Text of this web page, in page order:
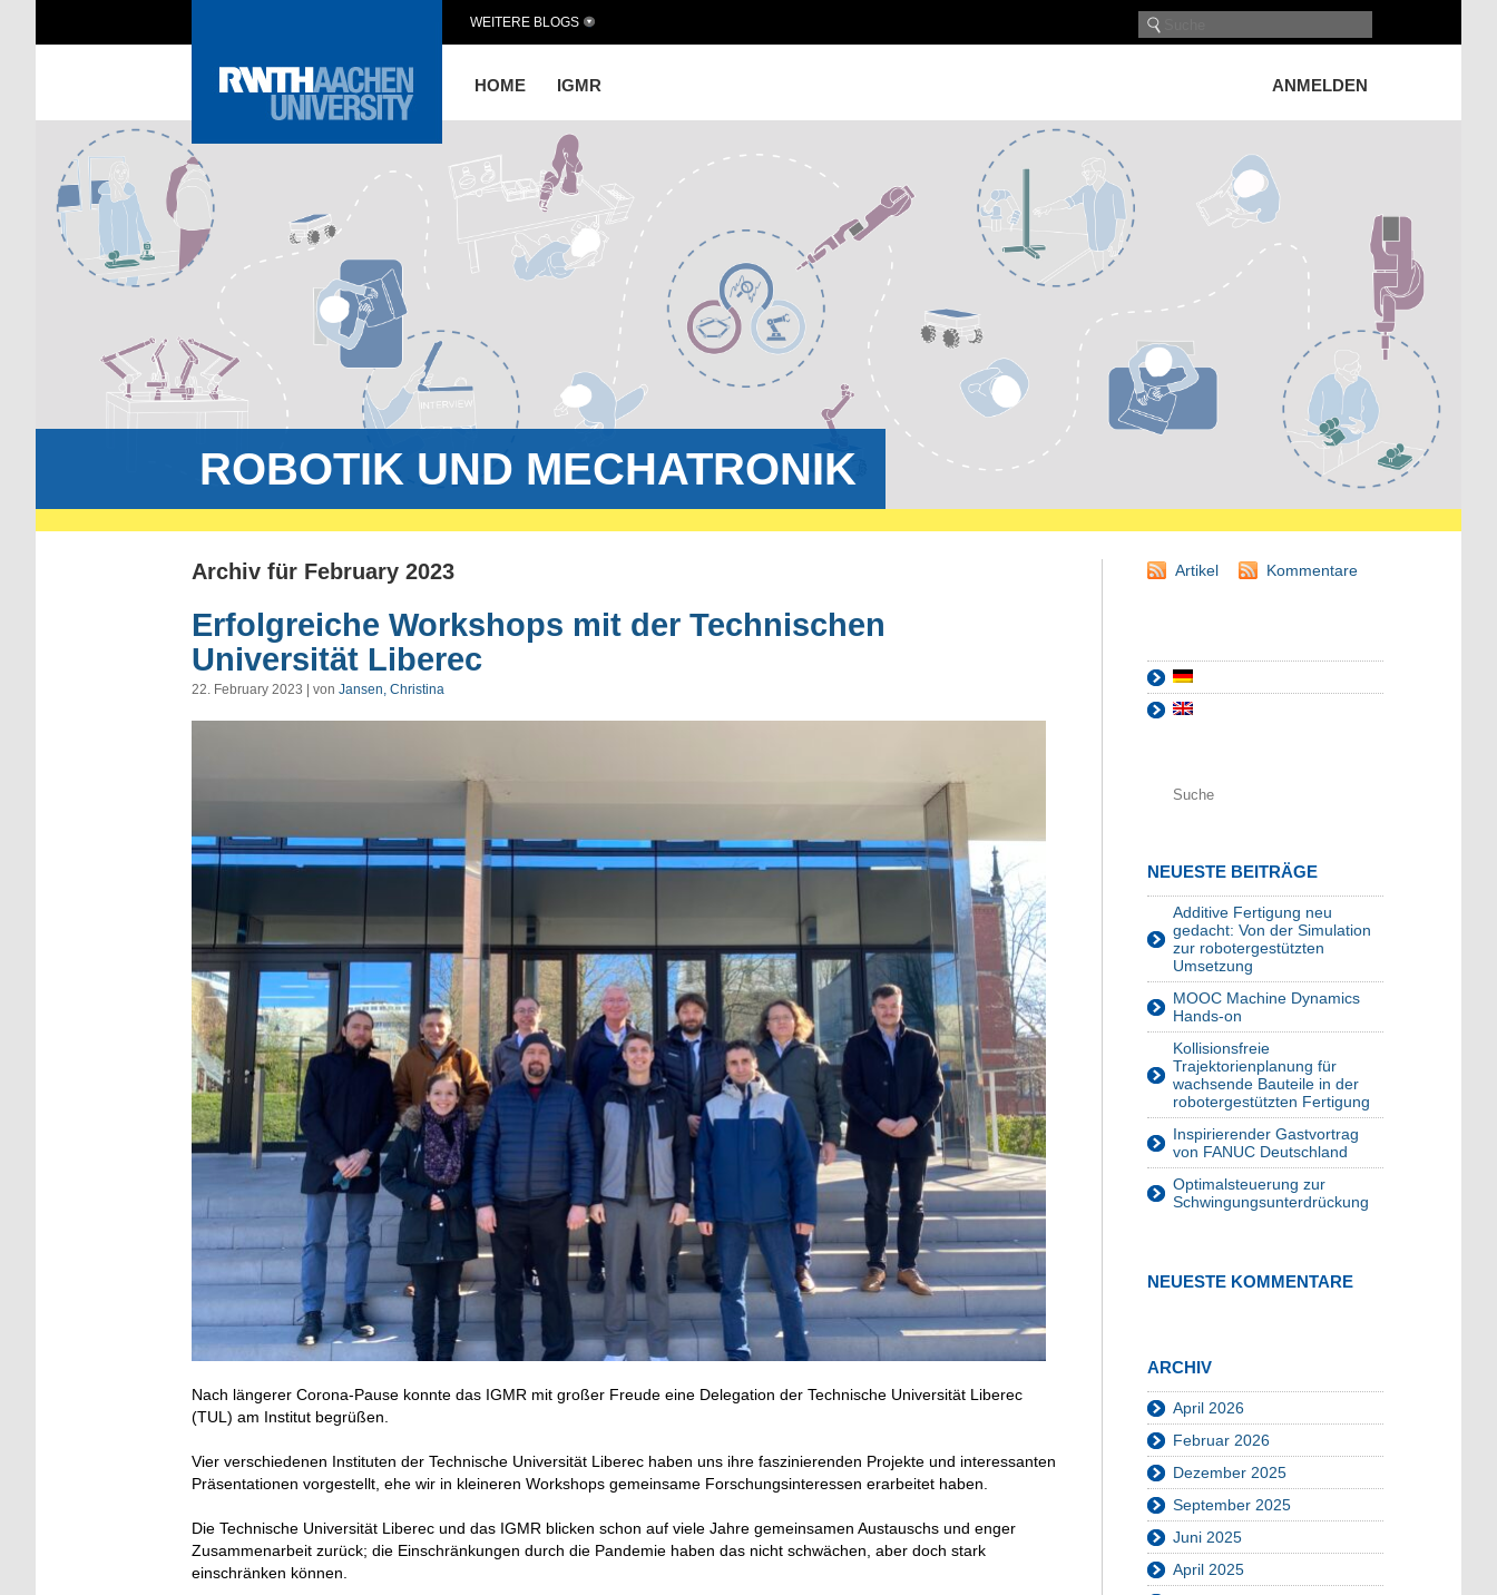
HOME IGMR ANMELDEN
WEITERE BLOGS
ROBOTIK UND MECHATRONIK
Archiv für February 2023
Erfolgreiche Workshops mit der Technischen
Universität Liberec
22. February 2023 | von Jansen, Christina
Nach längerer Corona-Pause konnte das IGMR mit großer Freude eine Delegation der Technische Universität Liberec
(TUL) am Institut begrüßen.
Vier verschiedenen Instituten der Technische Universität Liberec haben uns ihre faszinierenden Projekte und interessanten
Präsentationen vorgestellt, ehe wir in kleineren Workshops gemeinsame Forschungsinteressen erarbeitet haben.
Die Technische Universität Liberec und das IGMR blicken schon auf viele Jahre gemeinsamen Austauschs und enger
Zusammenarbeit zurück; die Einschränkungen durch die Pandemie haben das nicht schwächen, aber doch stark
einschränken können.
Artikel Kommentare
NEUESTE BEITRÄGE
Additive Fertigung neu
gedacht: Von der Simulation
zur robotergestützten
Umsetzung
MOOC Machine Dynamics
Hands-on
Kollisionsfreie
Trajektorienplanung für
wachsende Bauteile in der
robotergestützten Fertigung
Inspirierender Gastvortrag
von FANUC Deutschland
Optimalsteuerung zur
Schwingungsunterdrückung
NEUESTE KOMMENTARE
ARCHIV
April 2026
Februar 2026
Dezember 2025
September 2025
Juni 2025
April 2025